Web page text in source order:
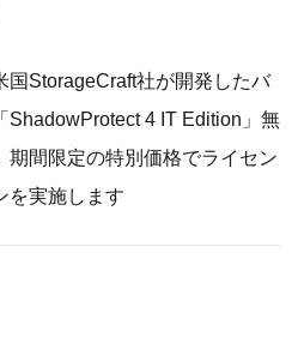
国StorageCraft社が開発したバ
ShadowProtect 4 IT Edition」無
期間限定の特別価格でライセン
を実施します